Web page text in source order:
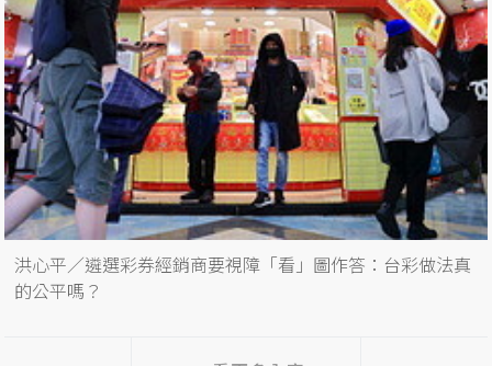
洪心平／遴選彩券經銷商要視障「看」圖作答：台彩做法真
的公平嗎？